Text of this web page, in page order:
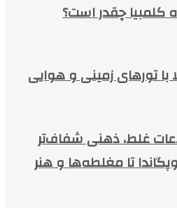
کلمبیا چقدر است؟
با تورهای زمینی و هوایی
غلط، ذهنی شفاف‌تر
تا مغلطه‌ها و هنر